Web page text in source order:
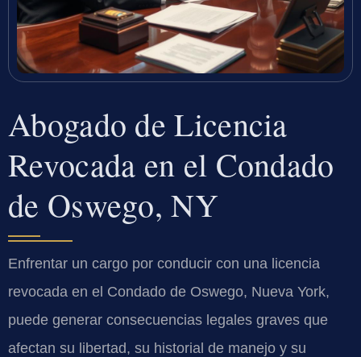
Abogado de Licencia
Revocada en el Condado
de Oswego, NY
Enfrentar un cargo por conducir con una licencia
revocada en el Condado de Oswego, Nueva York,
puede generar consecuencias legales graves que
afectan su libertad, su historial de manejo y su